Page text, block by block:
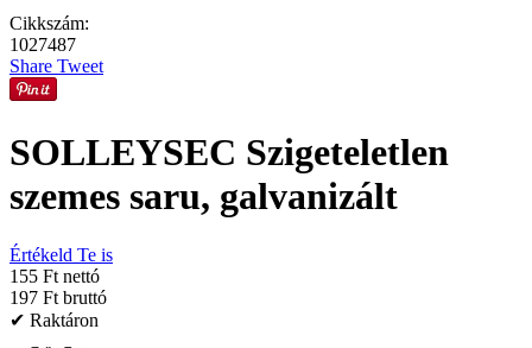
Cikkszám:
1027487
Share Tweet
SOLLEYSEC Szigeteletlen
szemes saru, galvanizált
Értékeld Te is
155 Ft nettó
197 Ft bruttó
✔ Raktáron